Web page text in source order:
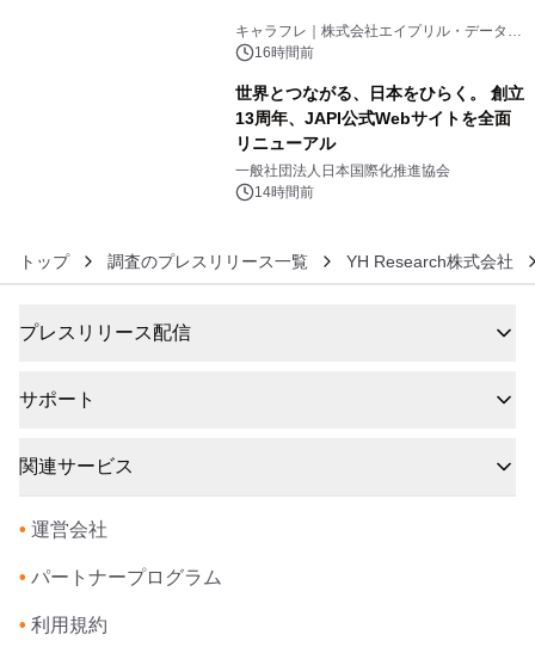
キャラフレ｜株式会社エイプリル・データ・
デザインズ
16時間前
世界とつながる、日本をひらく。 創立
13周年、JAPI公式Webサイトを全面
リニューアル
一般社団法人日本国際化推進協会
14時間前
トップ 調査のプレスリリース一覧 YH Research株式会社
プレスリリース配信
サポート
関連サービス
• 運営会社
• パートナープログラム
• 利用規約